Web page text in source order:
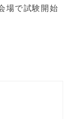
場で試験開始